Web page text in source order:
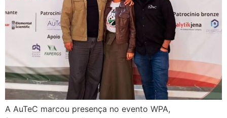
A AuTeC marcou presença no evento WPA,